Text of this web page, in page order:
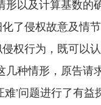
形以及计算基数的
侵权故意及情节
权行为，既可以
种情形，原告请
难’问题进行了有